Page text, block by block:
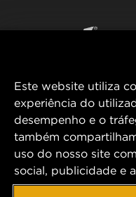
CONTACTE NOS
MANN+HUMMEL FT
ul. Wrocławska 145,
63-800 GOSTYŃ,
Tel. +48 65 572 89 00
E-mail:info@mann-
Este website utiliza
experiência do
desempenho e o
também
uso do nosso site
social, publicidade e